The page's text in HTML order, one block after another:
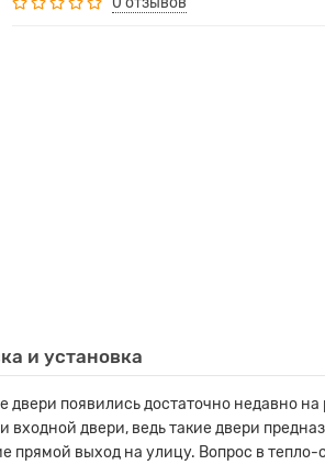
и установка
появились достаточно недавно
двери, ведь такие двери
выход на улицу. Вопрос в